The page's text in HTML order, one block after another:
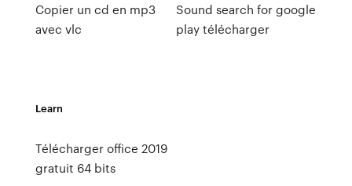
Copier un cd en mp3
avec vlc
Sound search for google
play télécharger
Learn
Télécharger office 2019
gratuit 64 bits